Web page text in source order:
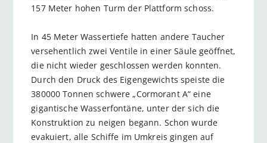
157 Meter hohen Turm der Plattform schoss.
In 45 Meter Wassertiefe hatten andere Taucher
versehentlich zwei Ventile in einer Säule geöffnet,
die nicht wieder geschlossen werden konnten.
Durch den Druck des Eigengewichts speiste die
380000 Tonnen schwere „Cormorant A“ eine
gigantische Wasserfontäne, unter der sich die
Konstruktion zu neigen begann. Schon wurde
evakuiert, alle Schiffe im Umkreis gingen auf